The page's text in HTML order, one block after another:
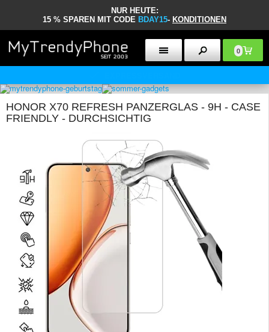
NUR HEUTE:
15 % SPAREN MIT CODE BDAY15- KONDITIONEN
0
HONOR X70 REFRESH PANZERGLAS - 9H - CASE
FRIENDLY - DURCHSICHTIG